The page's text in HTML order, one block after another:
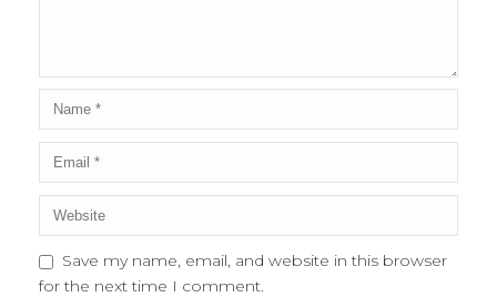
Save my name, email, and website in this browser
for the next time I comment.